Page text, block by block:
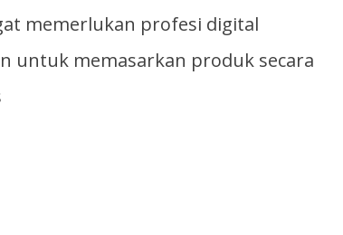
memerlukan profesi digital
untuk memasarkan produk secara